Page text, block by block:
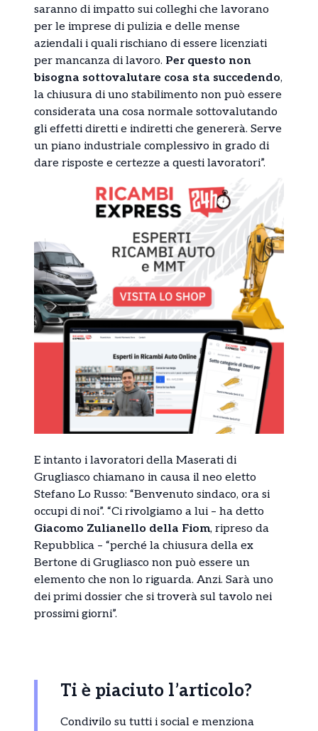
saranno di impatto sui colleghi che lavorano
per le imprese di pulizia e delle mense
aziendali i quali rischiano di essere licenziati
per mancanza di lavoro. Per questo non
bisogna sottovalutare cosa sta succedendo,
la chiusura di uno stabilimento non può essere
considerata una cosa normale sottovalutando
gli effetti diretti e indiretti che genererà. Serve
un piano industriale complessivo in grado di
dare risposte e certezze a questi lavoratori”.
E intanto i lavoratori della Maserati di
Grugliasco chiamano in causa il neo eletto
Stefano Lo Russo: “Benvenuto sindaco, ora si
occupi di noi”. “Ci rivolgiamo a lui – ha detto
Giacomo Zulianello della Fiom, ripreso da
Repubblica – “perché la chiusura della ex
Bertone di Grugliasco non può essere un
elemento che non lo riguarda. Anzi. Sarà uno
dei primi dossier che si troverà sul tavolo nei
prossimi giorni”.
Ti è piaciuto l’articolo?
Condivilo su tutti i social e menziona